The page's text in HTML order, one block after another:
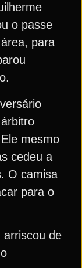
o passe
para
mesmo
cedeu a
O camisa
para o
arriscou de